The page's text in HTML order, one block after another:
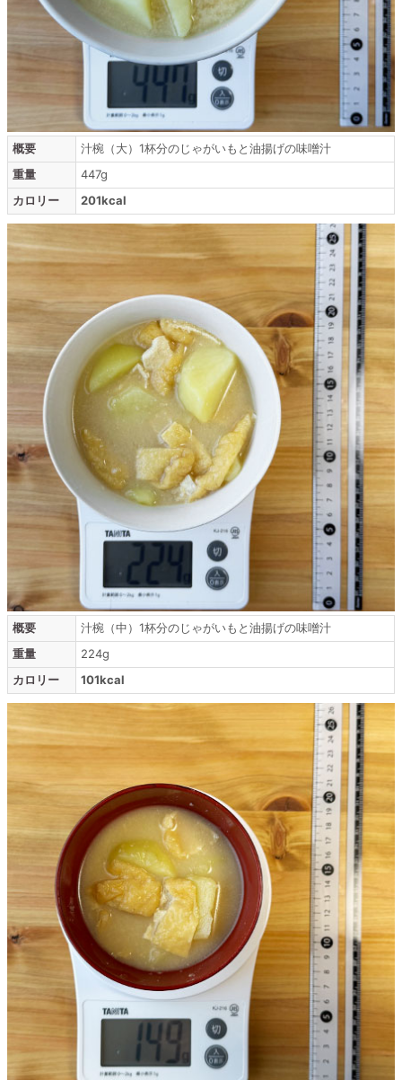
概要
汁椀（大）1杯分のじゃがいもと油揚げの味噌汁
重量
447g
カロリー
201kcal
概要
汁椀（中）1杯分のじゃがいもと油揚げの味噌汁
重量
224g
カロリー
101kcal